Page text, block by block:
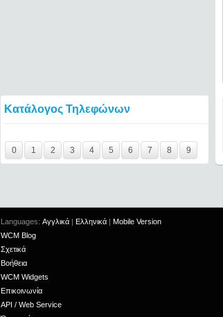
Κατάλογος Τηλεφώνων
0
1 2 3 4 5 6 7 8 9
Languages: Αγγλικά | Ελληνικά | Mobile Version
WCM Blog
Σχετικά
Βοήθεια
WCM Widgets
Επικοινωνία
API / Web Service